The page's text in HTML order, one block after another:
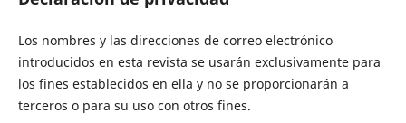
Los nombres y las direcciones de correo electrónico
introducidos en esta revista se usarán exclusivamente para
los fines establecidos en ella y no se proporcionarán a
terceros o para su uso con otros fines.